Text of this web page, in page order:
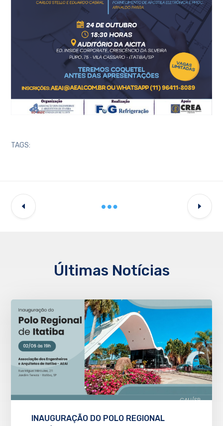
TAGS:
Últimas Notícias
INAUGURAÇÃO DO POLO REGIONAL